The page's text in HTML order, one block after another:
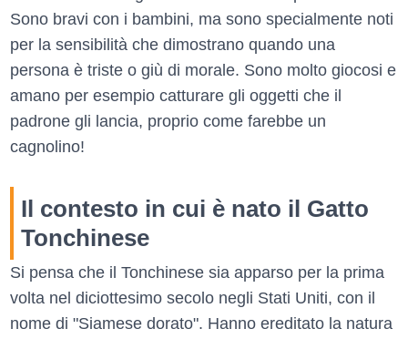
Sono bravi con i bambini, ma sono specialmente noti
per la sensibilità che dimostrano quando una
persona è triste o giù di morale. Sono molto giocosi e
amano per esempio catturare gli oggetti che il
padrone gli lancia, proprio come farebbe un
cagnolino!
Il contesto in cui è nato il Gatto
Tonchinese
Si pensa che il Tonchinese sia apparso per la prima
volta nel diciottesimo secolo negli Stati Uniti, con il
nome di "Siamese dorato". Hanno ereditato la natura